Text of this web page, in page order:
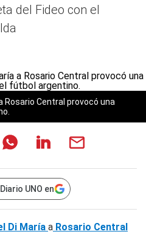
del Fideo con el
Rosario Central provocó una
UNO en
Di María a Rosario Central